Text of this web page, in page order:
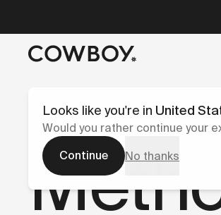
mais il y a des
Looks like you're in United
Would you rather continue your
Continue
No thanks